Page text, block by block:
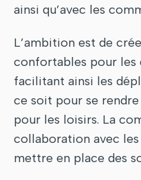
ainsi qu’avec les
L’ambition est de
confortables pour les
facilitant ainsi les
ce soit pour se
pour les loisirs. La
collaboration avec
mettre en place des